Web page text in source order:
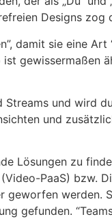
Designs
damit sie eine
gewissermaßen
und wird
und
Lösungen zu
PaaS) bzw.
werden.
gefunden.